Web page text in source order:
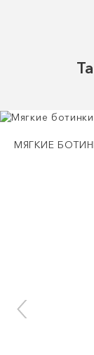
МЯГКИЕ